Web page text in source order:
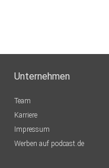
Unternehmen
Team
Karriere
Impressum
Werben auf podcast.de